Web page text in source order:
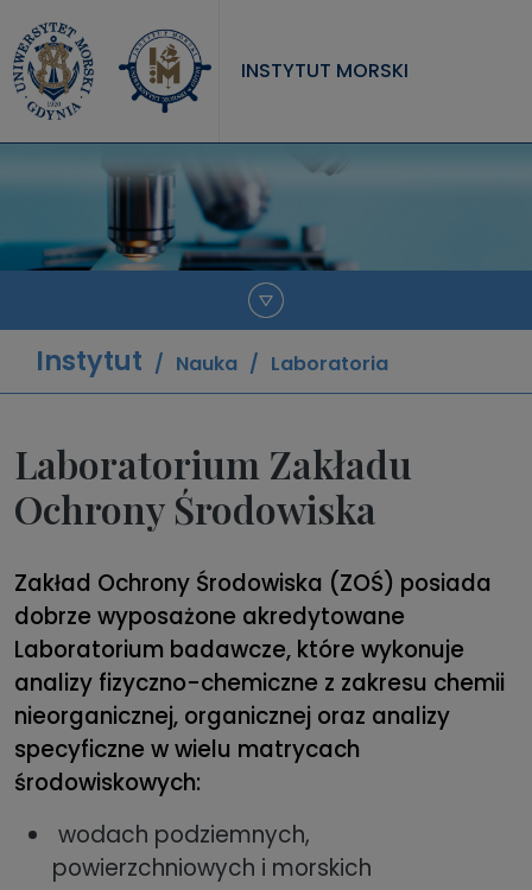
INSTYTUT MORSKI
NAUKA
Instytut Nauka Laboratoria
Laboratorium Zakładu
Ochrony Środowiska
Zakład Ochrony Środowiska (ZOŚ) posiada
dobrze wyposażone akredytowane
Laboratorium badawcze, które wykonuje
analizy fizyczno-chemiczne z zakresu chemii
nieorganicznej, organicznej oraz analizy
specyficzne w wielu matrycach
środowiskowych:
wodach podziemnych,
powierzchniowych i morskich